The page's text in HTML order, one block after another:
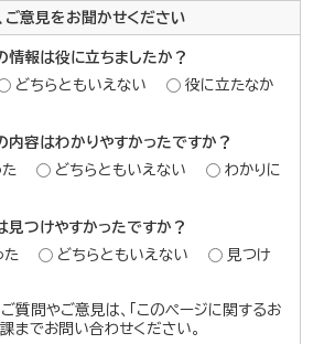
ご意見をお聞かせください
情報は役に立ちましたか？
どちらともいえない
役に立たなか
内容はわかりやすかったですか？
どちらともいえない
わかりに
見つけやすかったですか？
た
どちらともいえない
見つけ
質問やご意見は、「このページに関するお
までお問い合わせください。